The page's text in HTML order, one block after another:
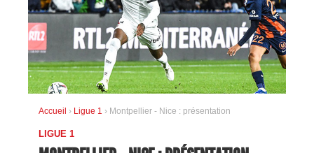
Accueil › Ligue 1 › Montpellier - Nice : présentation
LIGUE 1